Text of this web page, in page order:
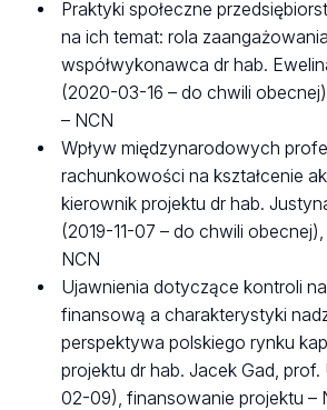
Praktyki społeczne
na ich temat: rola
współwykonawca dr hab.
(2020-03-16 – do chwili
– NCN
Wpływ międzynarodowych
rachunkowości na kształcenie
kierownik projektu dr hab.
(2019-11-07 – do chwili
NCN
Ujawnienia dotyczące kontroli
finansową a charakterystyki
perspektywa polskiego rynku
projektu dr hab. Jacek Gad,
02-09), finansowanie projektu –